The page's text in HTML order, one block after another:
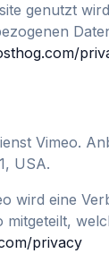
genutzt
Vimeo.
USA.
wird eine
privacy